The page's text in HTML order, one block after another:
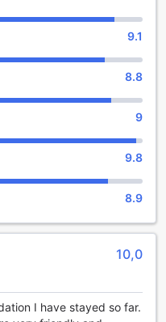
9.1
8.8
9
9.8
8.9
10,0
I have stayed so far.